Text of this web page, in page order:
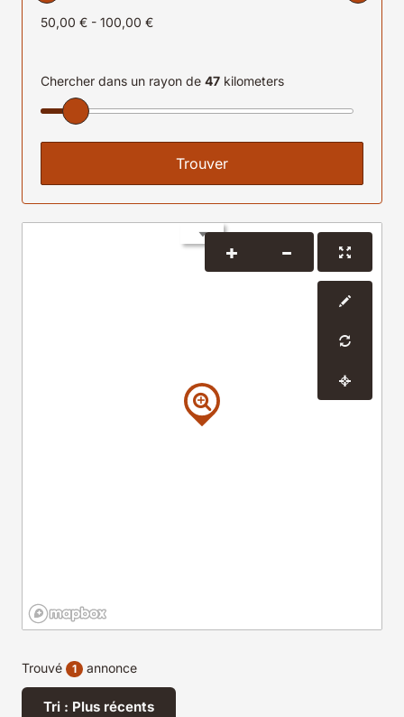
50,00 € - 100,00 €
Chercher dans un rayon de 47 kilometers
Trouvé 1 annonce
Tri : Plus récents